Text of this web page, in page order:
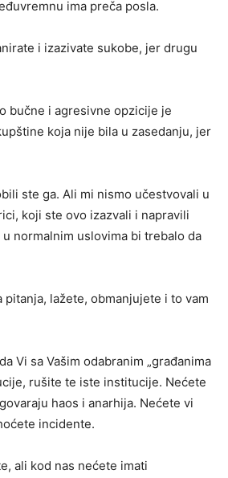
ima preča posla.
i izazivate sukobe, jer drugu
bučne i agresivne opzicije je
koja nije bila u zasedanju, jer
ste ga. Ali mi nismo učestvovali u
koji ste ovo izazvali i napravili
normalnim uslovima bi trebalo da
pitanja, lažete, obmanjujete i to vam
Vi sa Vašim odabranim „građanima
rušite te iste institucije. Nećete
haos i anarhija. Nećete vi
incidente.
ali kod nas nećete imati